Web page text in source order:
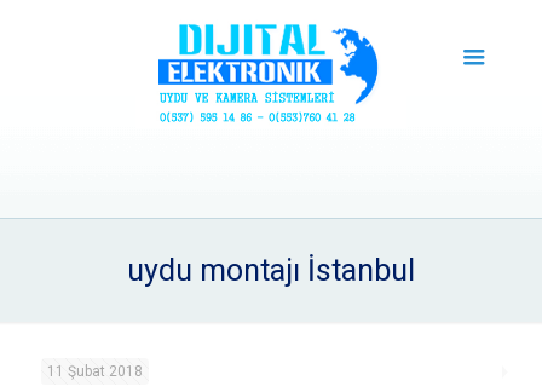
uydu montajı İstanbul
11 Şubat 2018